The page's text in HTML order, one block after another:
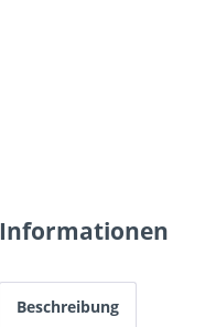
Informationen
Beschreibung